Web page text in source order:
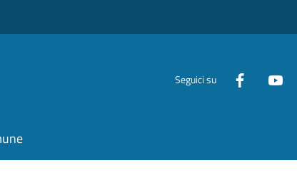
Seguici su